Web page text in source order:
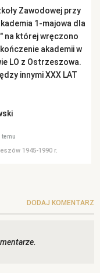
Zawodowej przy
1-majowa dla
na której wręczono
akademii w
LO z Ostrzeszowa.
innymi XXX LAT
temu
1945-1990 r.
DODAJ KOMENTARZ